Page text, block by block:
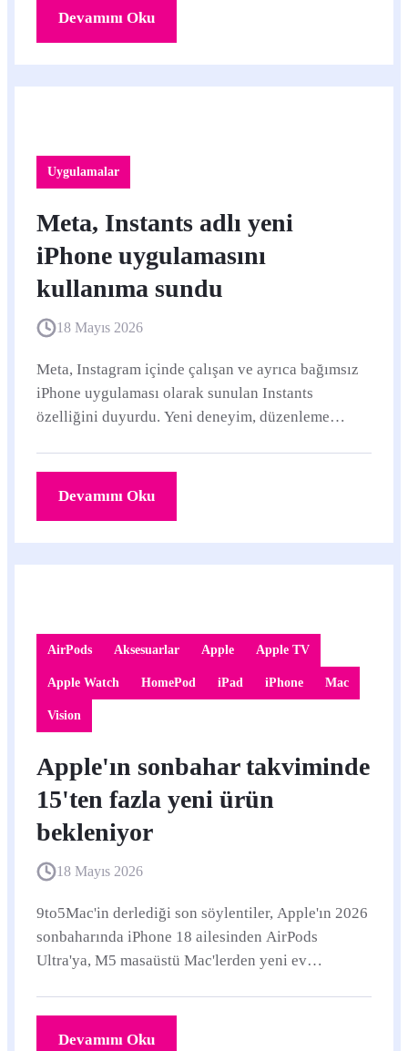
şarj performansıyla ortaya çıktı.
Devamını Oku
Uygulamalar
Meta, Instants adlı yeni
iPhone uygulamasını
kullanıma sundu
18 Mayıs 2026
Meta, Instagram içinde çalışan ve ayrıca bağımsız
iPhone uygulaması olarak sunulan Instants
özelliğini duyurdu. Yeni deneyim, düzenleme
Devamını Oku
AirPods Aksesuarlar Apple Apple TV
Apple Watch HomePod iPad iPhone Mac
Vision
Apple'ın sonbahar takviminde
15'ten fazla yeni ürün
bekleniyor
18 Mayıs 2026
9to5Mac'in derlediği son söylentiler, Apple'ın 2026
sonbaharında iPhone 18 ailesinden AirPods
Ultra'ya, M5 masaüstü Mac'lerden yeni ev
Devamını Oku